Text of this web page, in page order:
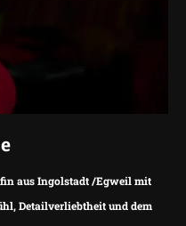
aus Ingolstadt /Egweil mit
Detailverliebtheit und dem